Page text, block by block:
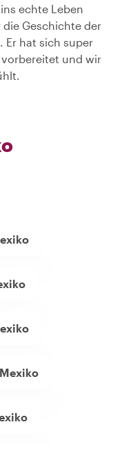
echte Leben
Geschichte der
Er hat sich super
und wir